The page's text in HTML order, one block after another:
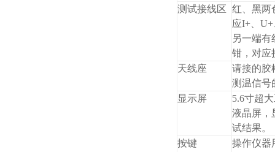
测试接线区 红、黑两
应I+、
另一端有
钳，对应
天线座
请接的胶
测温信号
显示屏
5.6寸超
液晶屏，
试结果。
按键
操作仪器